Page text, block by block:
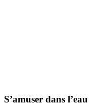
S’amuser dans l’eau